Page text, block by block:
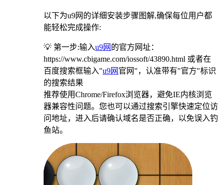
以下为u9网的详细安装步骤图解,确保每位用户都
能轻松完成操作:
💡 第一步:输入u9网 的官方网址：
https://www.cbigame.com/iossoft/43890.html 或者在
百度搜索框输入"u9网 官网"，认准带有"官方"标识
的搜索结果
推荐使用Chrome/Firefox浏览器，避免IE内核浏览
器兼容性问题。您也可以通过搜索引擎快速定位访
问地址，进入后请确认域名是否正确，以免误入钓
鱼站。